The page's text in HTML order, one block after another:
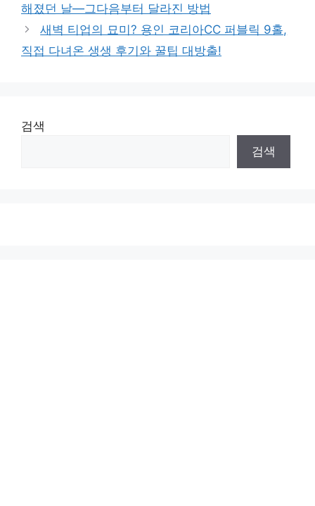
해졌던 날—그다음부터 달라진 방법
새벽 티업의 묘미? 용인 코리아CC 퍼블릭 9홀,
직접 다녀온 생생 후기와 꿀팁 대방출!
검색
검색